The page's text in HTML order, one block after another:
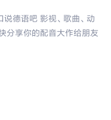
德语吧 影视、歌曲、动
分享你的配音大作给朋友